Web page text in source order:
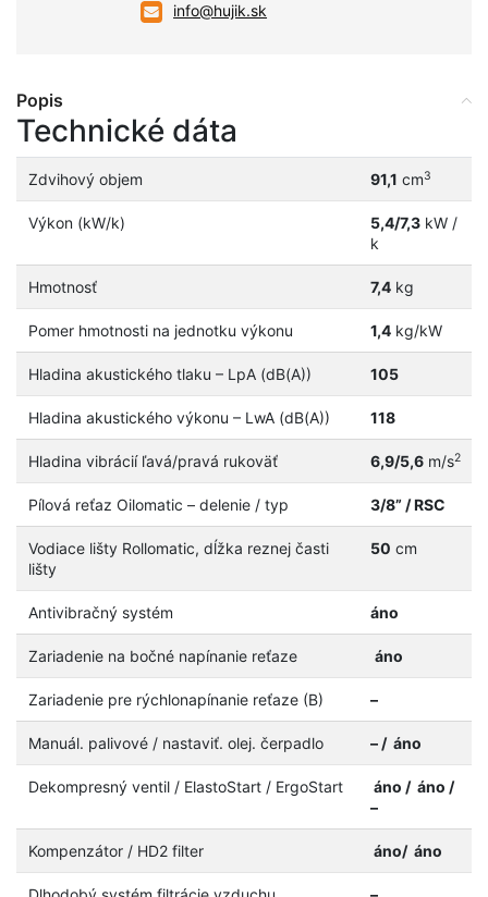
info@hujik.sk
Popis
Technické dáta
Zdvihový objem 91,1 cm3
Výkon (kW/k) 5,4/7,3kW /
k
Hmotnosť 7,4kg
Pomer hmotnosti na jednotku výkonu 1,4kg/kW
Hladina akustického tlaku – LpA (dB(A)) 105
Hladina akustického výkonu – LwA (dB(A)) 118
Hladina vibrácií ľavá/pravá rukoväť 6,9/5,6m/s2
Pílová reťaz Oilomatic – delenie / typ 3/8” / RSC
Vodiace lišty Rollomatic, dĺžka reznej časti
lišty
50 cm
Antivibračný systém áno
Zariadenie na bočné napínanie reťaze áno
Zariadenie pre rýchlonapínanie reťaze (B) –
Manuál. palivové / nastaviť. olej. čerpadlo – / áno
Dekompresný ventil / ElastoStart / ErgoStart áno / áno /
–
Kompenzátor / HD2 filter áno/ áno